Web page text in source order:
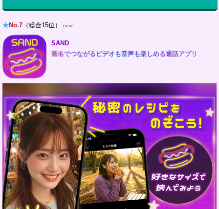
★No.7 （総合15位） new!
SAND
匿名でつながるビデオも音声も楽しめる通話アプリ